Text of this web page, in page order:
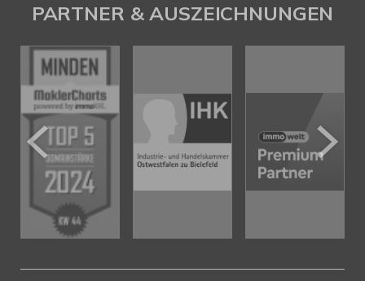
PARTNER & AUSZEICHNUNGEN